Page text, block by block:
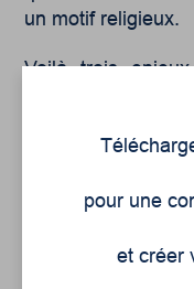
un motif religieux.
Voilà trois
ramènent aux
pour une
et créer